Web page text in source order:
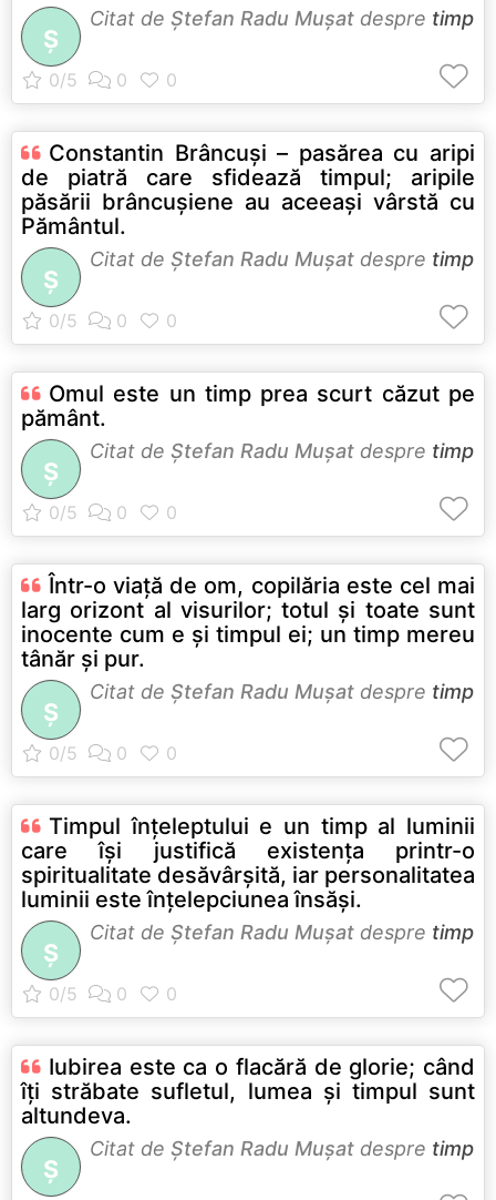
Ş
Citat de Ştefan Radu Muşat despre timp
Constantin Brâncuși – pasărea cu aripi
de piatră care sfidează timpul; aripile
păsării brâncușiene au aceeași vârstă cu
Pământul.
Ş
Citat de Ştefan Radu Muşat despre timp
Omul este un timp prea scurt căzut pe
pământ.
Ş
Citat de Ştefan Radu Muşat despre timp
Într-o viață de om, copilăria este cel mai
larg orizont al visurilor; totul și toate sunt
inocente cum e și timpul ei; un timp mereu
tânăr și pur.
Ş
Citat de Ştefan Radu Muşat despre timp
Timpul înțeleptului e un timp al luminii
care își justifică existența printr-o
spiritualitate desăvârșită, iar personalitatea
luminii este înțelepciunea însăși.
Ş
Citat de Ştefan Radu Muşat despre timp
Iubirea este ca o flacără de glorie; când
îți străbate sufletul, lumea și timpul sunt
altundeva.
Ş
Citat de Ştefan Radu Muşat despre timp